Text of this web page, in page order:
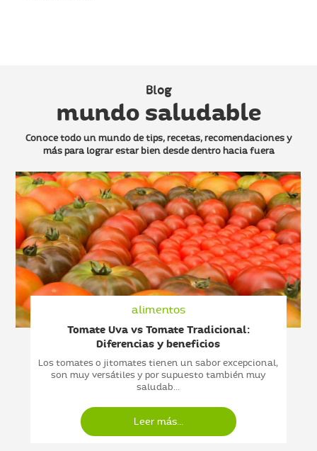
Blog
mundo saludable
Conoce todo un mundo de tips, recetas, recomendaciones y
máspara lograr estar bien desde dentro hacia fuera
alimentos
Tomate Uva vs Tomate Tradicional:
Diferencias y beneficios
Los tomates o jitomates tienen un sabor excepcional,
son muy versátiles y por supuesto también muy
saludab...
Leer más...